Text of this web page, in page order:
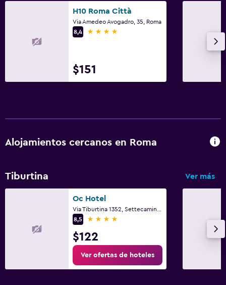
H10 Roma Città
Via Amedeo Avogadro, 35, Roma
8,4
4 estrellas
$151
Alojamientos cercanos en Roma
Tiburtina Ver más
Oc Hotel
8,5
4 estrellas
$122
Ver ofertas de hoteles